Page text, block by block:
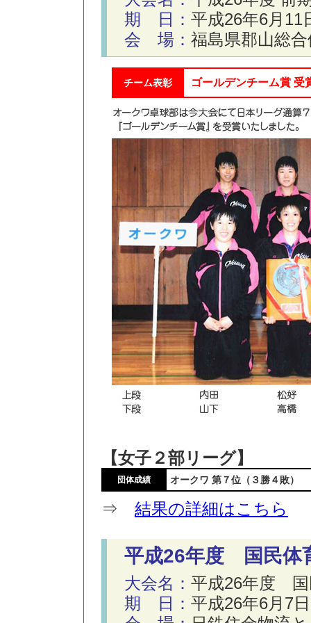
期 日： 平成26年6月11
会 場： 福島県郡山総
チーム表彰 ゴールデンチーム賞
【女子２部リーグ】
団体成績 オークワ 第７位（３勝４敗）
⇒ 結果の詳細はこちら
平成26年度 国民体
大会名： 平成26年度 国
期 日： 平成26年6月7